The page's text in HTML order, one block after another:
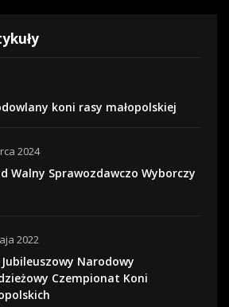
koni rasy małopolskiej
2024
Walny Sprawozdawczo Wyborczy
2022
Jubileuszowy Narodowy
Czempionat Koni